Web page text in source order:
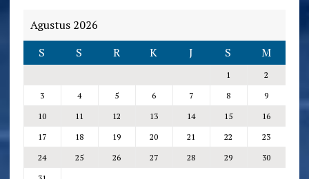
Agustus 2026
S
S R K J S M
1
2
3
4 5 6 7 8
9
10
11 12 13 14 15
16
17
18 19 20 21 22
23
24
25 26 27 28 29
30